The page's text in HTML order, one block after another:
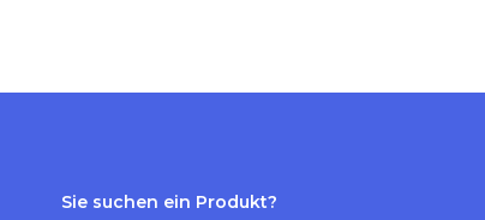
Sie suchen ein Produkt?